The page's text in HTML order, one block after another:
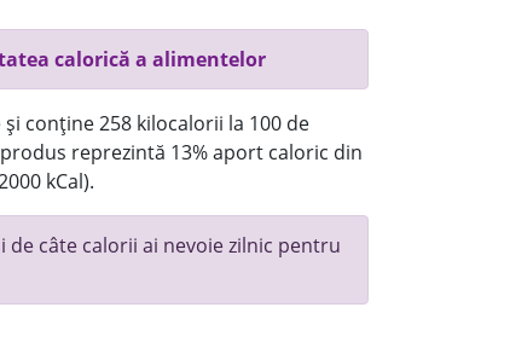
calorică a alimentelor
conține 258 kilocalorii la 100 de
reprezintă 13% aport caloric din
kCal).
de câte calorii ai nevoie zilnic pentru